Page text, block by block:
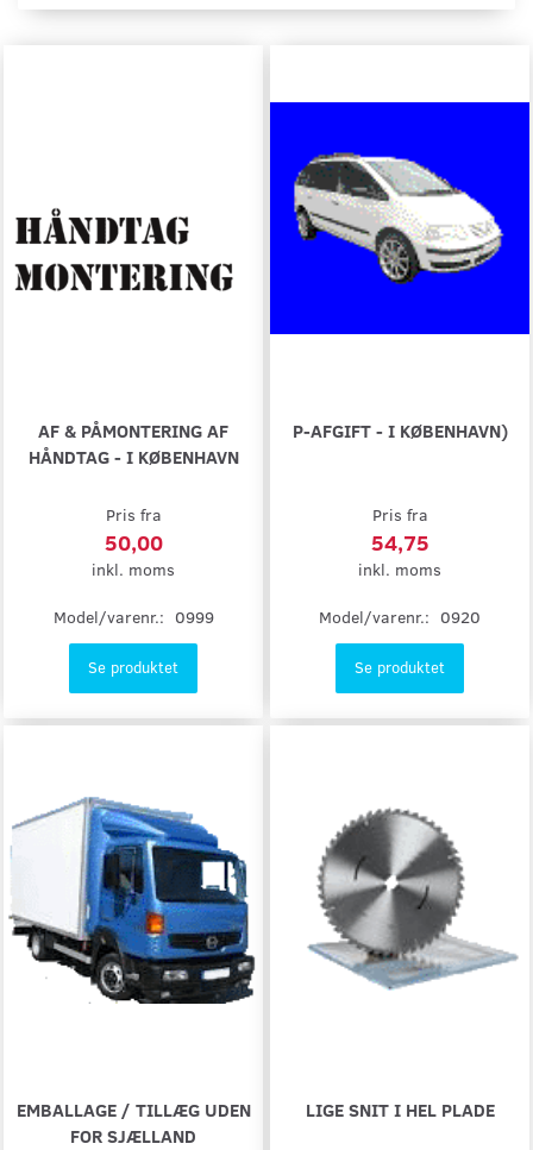
AF & PÅMONTERING AF
HÅNDTAG - I KØBENHAVN
Pris fra
50,00
inkl. moms
Model/varenr.: 0999
Se produktet
P-AFGIFT - I KØBENHAVN)
Pris fra
54,75
inkl. moms
Model/varenr.: 0920
Se produktet
EMBALLAGE / TILLÆG UDEN
FOR SJÆLLAND
LIGE SNIT I HEL PLADE